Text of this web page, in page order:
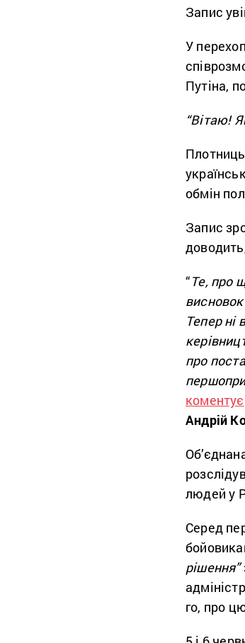
Запис
У
Путіна,
“Вітаю!
обмін
Запис
“Те, про
висновок
Тепер ні
про
коментує
Андрій
людей у
Серед
рішення”
го, про